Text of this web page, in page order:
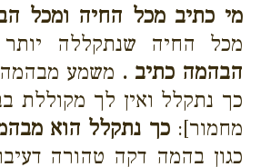
מי כתיב מכל החיה ומכל
מכל החיה שנתקללה
הבהמה כתיב . משמע
כך נתקלל ואין לך מקוללת
מחמור]:כך נתקלל הוא
כגון בהמה דקה טהורה